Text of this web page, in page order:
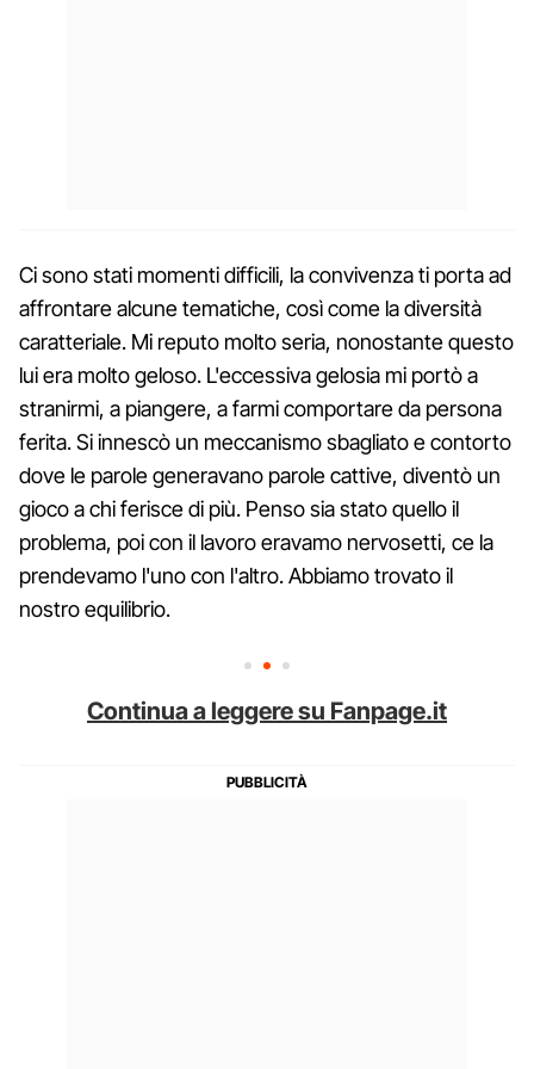
Ci sono stati momenti difficili, la convivenza ti porta ad
affrontare alcune tematiche, così come la diversità
caratteriale. Mi reputo molto seria, nonostante questo
lui era molto geloso. L'eccessiva gelosia mi portò a
stranirmi, a piangere, a farmi comportare da persona
ferita. Si innescò un meccanismo sbagliato e contorto
dove le parole generavano parole cattive, diventò un
gioco a chi ferisce di più. Penso sia stato quello il
problema, poi con il lavoro eravamo nervosetti, ce la
prendevamo l'uno con l'altro. Abbiamo trovato il
nostro equilibrio.
Continua a leggere su Fanpage.it